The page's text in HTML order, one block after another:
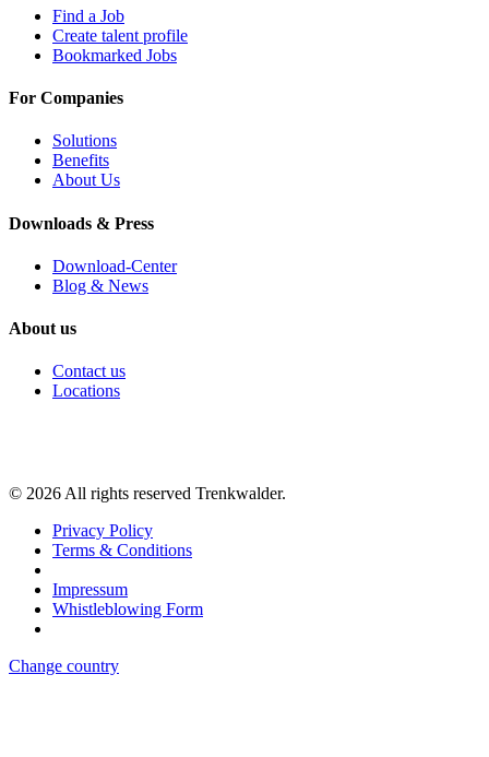
Find a Job
Create talent profile
Bookmarked Jobs
For Companies
Solutions
Benefits
About Us
Downloads & Press
Download-Center
Blog & News
About us
Contact us
Locations
© 2026 All rights reserved Trenkwalder.
Privacy Policy
Terms & Conditions
Impressum
Whistleblowing Form
Change country